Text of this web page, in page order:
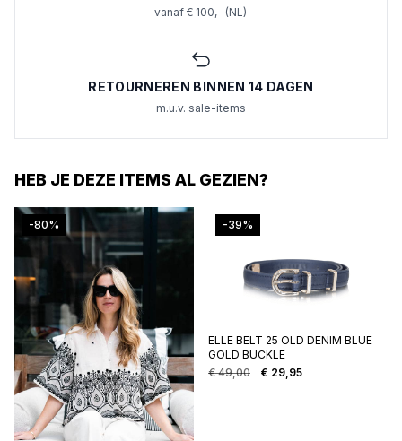
vanaf € 100,- (NL)
RETOURNEREN BINNEN 14 DAGEN
m.u.v. sale-items
HEB JE DEZE ITEMS AL GEZIEN?
-80% -39%
ELLE BELT 25 OLD DENIM BLUE
GOLD BUCKLE
€49,00 € 29,95